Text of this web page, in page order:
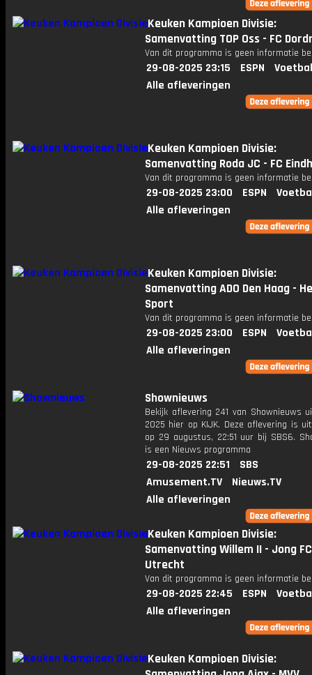
Keuken Kampioen Divisie:
Samenvatting TOP Oss - FC
Van dit programma is geen informatie
29-08-2025 23:15 ESPN
Alle afleveringen
Keuken Kampioen Divisie:
Samenvatting Roda JC - FC
Van dit programma is geen informatie
29-08-2025 23:00 ESPN
Alle afleveringen
Keuken Kampioen Divisie:
Samenvatting ADO Den Haag -
Sport
Van dit programma is geen informatie
29-08-2025 23:00 ESPN
Alle afleveringen
Shownieuws
Bekijk aflevering 241 van Shownieuws
2025 hier op KIJK. Deze aflevering is
op 29 augustus, 22:51 uur bij SBS6.
is een Nieuws programma
29-08-2025 22:51
SBS
Amusement.TV
Nieuws.TV
Alle afleveringen
Keuken Kampioen Divisie:
Samenvatting Willem II - Jong FC
Utrecht
Van dit programma is geen informatie
29-08-2025 22:45 ESPN
Alle afleveringen
Keuken Kampioen Divisie: